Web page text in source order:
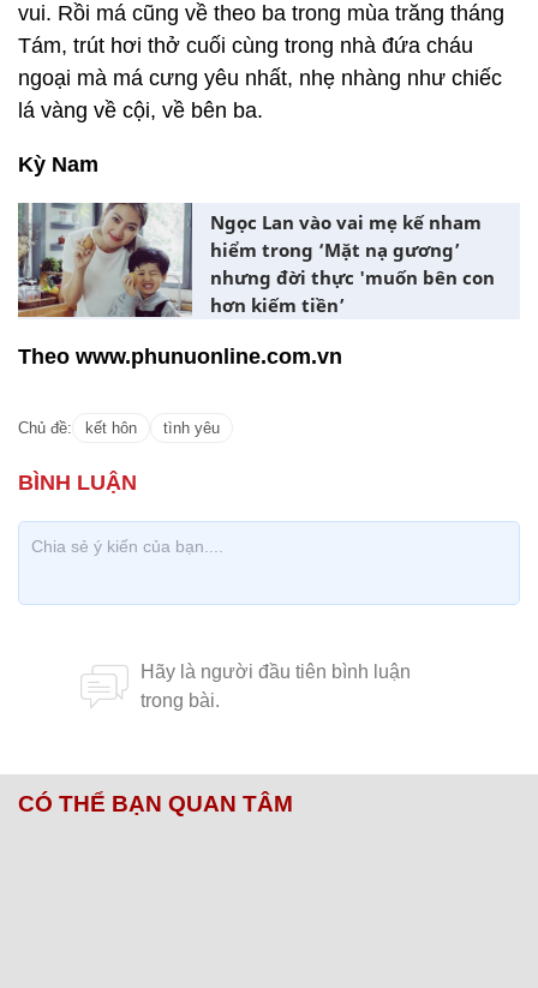
vui. Rồi má cũng về theo ba trong mùa trăng tháng
Tám, trút hơi thở cuối cùng trong nhà đứa cháu
ngoại mà má cưng yêu nhất, nhẹ nhàng như chiếc
lá vàng về cội, về bên ba.
Kỳ Nam
Ngọc Lan vào vai mẹ kế nham
hiểm trong ‘Mặt nạ gương’
nhưng đời thực 'muốn bên con
hơn kiếm tiền’
Theo www.phunuonline.com.vn
Chủ đề: kết hôn tình yêu
CÓ THỂ BẠN QUAN TÂM